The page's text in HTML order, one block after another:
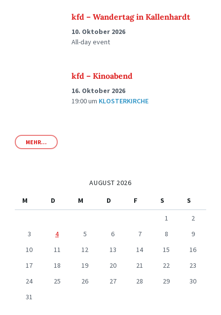
kfd – Wandertag in Kallenhardt
10. Oktober 2026
All-day event
kfd – Kinoabend
16. Oktober 2026
19:00um KLOSTERKIRCHE
MEHR...
AUGUST 2026
M
D M D F S
S
1
2
3
4 5 6 7 8
9
10
11 12 13 14 15
16
17
18 19 20 21 22
23
24
25 26 27 28 29
30
31